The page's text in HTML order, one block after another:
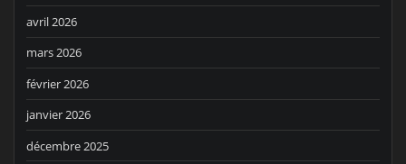
avril 2026
mars 2026
février 2026
janvier 2026
décembre 2025